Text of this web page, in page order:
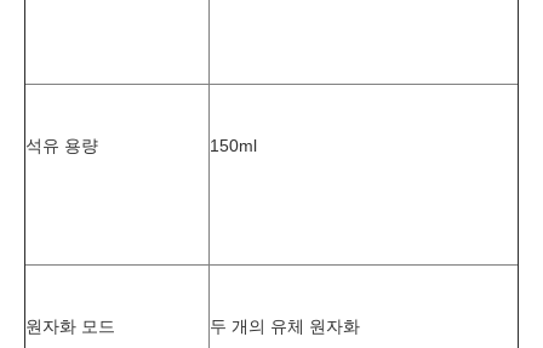
석유 용량 150ml
원자화 모드 두 개의 유체 원자화